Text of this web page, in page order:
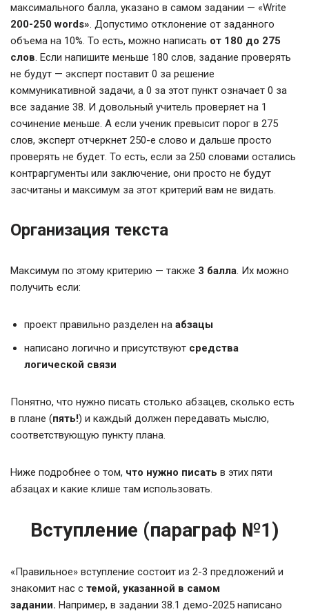
максимального балла, указано в самом задании — «Write
200-250 words». Допустимо отклонение от заданного
объема на 10%. То есть, можно написать от 180 до 275
слов. Если напишите меньше 180 слов, задание проверять
не будут — эксперт поставит 0 за решение
коммуникативной задачи, а 0 за этот пункт означает 0 за
все задание 38. И довольный учитель проверяет на 1
сочинение меньше. А если ученик превысит порог в 275
слов, эксперт отчеркнет 250-е слово и дальше просто
проверять не будет. То есть, если за 250 словами остались
контраргументы или заключение, они просто не будут
засчитаны и максимум за этот критерий вам не видать.
Организация текста
Максимум по этому критерию — также 3 балла. Их можно
получить если:
проект правильно разделен на абзацы
написано логично и присутствуют средства
логической связи
Понятно, что нужно писать столько абзацев, сколько есть
в плане (пять!) и каждый должен передавать мыслю,
соответствующую пункту плана.
Ниже подробнее о том, что нужно писать в этих пяти
абзацах и какие клише там использовать.
Вступление (параграф №1)
«Правильное» вступление состоит из 2-3 предложений и
знакомит нас с темой, указанной в самом
задании. Например, в задании 38.1 демо-2025 написано